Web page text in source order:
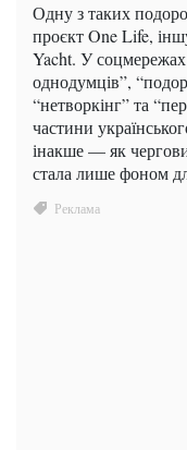
Одну з таких
проєкт One Life,
Yacht. У соцмережах
однодумців”,
“нетворкінг” та
частини
інакше — як
стала лише фоном